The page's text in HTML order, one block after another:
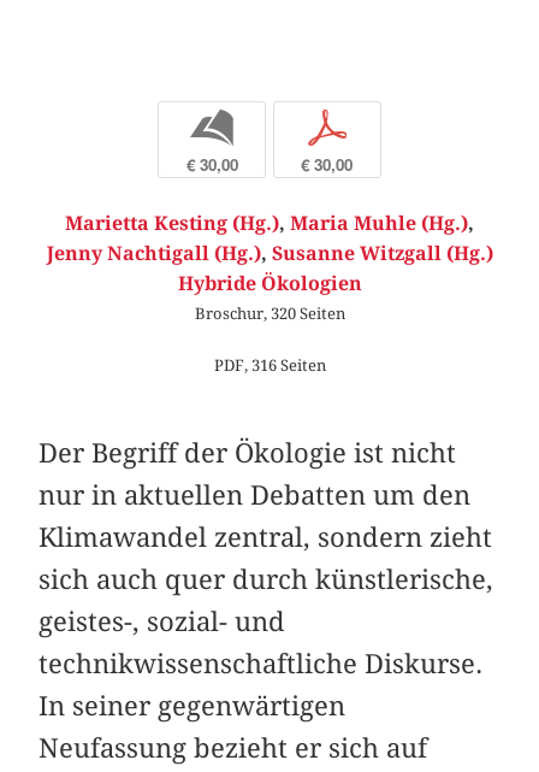
b
€ 30,00
p
€ 30,00
Marietta Kesting (Hg.), Maria Muhle (Hg.),
Jenny Nachtigall (Hg.), Susanne Witzgall (Hg.)
Hybride Ökologien
Broschur, 320 Seiten
PDF, 316 Seiten
Der Begriff der Ökologie ist nicht
nur in aktuellen Debatten um den
Klimawandel zentral, sondern zieht
sich auch quer durch künstlerische,
geistes-, sozial- und
technikwissenschaftliche Diskurse.
In seiner gegenwärtigen
Neufassung bezieht er sich auf